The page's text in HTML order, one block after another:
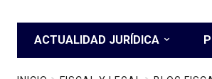
ACTUALIDAD JURÍDICA